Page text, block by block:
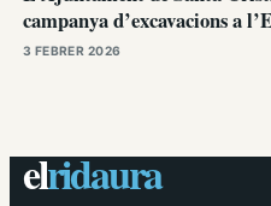
campanya d’excavacions a
3 FEBRER 2026
elridaura